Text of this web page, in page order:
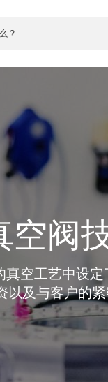
9月 2, 2026
精准创
Semicon
真空控制阀
VAT真空闸阀
VAT角阀、内
真空蝶阀
真空摆阀
泄压/排气阀
气体计量/漏气阀
法兰连接与密封
运动部件
真空模块
半导体生产
过程控制和隔离
基质转移
半导体无尘系统
显示干式蚀刻
溅射
薄膜封装(CVD)
OLED蒸发
离子植入术
化学气相沉积
OLED喷墨打印
科学仪器和医学
医疗和制药应用
涂层
行业
真空炉
真空运输
电池生产
晶体生长
真空干燥
真空灭菌
药品冷冻干燥
发电
太阳能薄膜沉积
半导体无尘系统
研究
空间模拟
高能物理学
您的应用
升级和改造解决
标准维修服务
固定价格翻新服
VAT服务中心
Financial
Shares and
公司治理
General
Event calendar
Analyst
Contact for
空阀
空工艺中设
及与客户的紧